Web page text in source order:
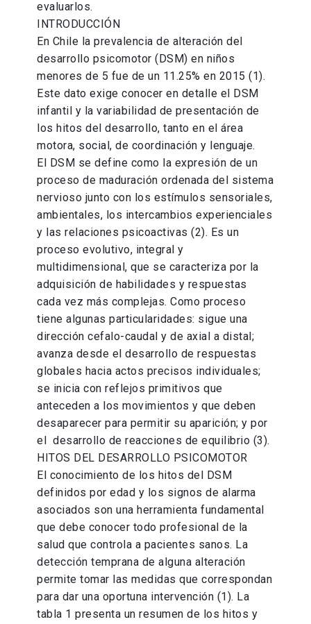
evaluarlos.
INTRODUCCIÓN
En Chile la prevalencia de alteración del
desarrollo psicomotor (DSM) en niños
menores de 5 fue de un 11.25% en 2015 (1).
Este dato exige conocer en detalle el DSM
infantil y la variabilidad de presentación de
los hitos del desarrollo, tanto en el área
motora, social, de coordinación y lenguaje.
El DSM se define como la expresión de un
proceso de maduración ordenada del sistema
nervioso junto con los estímulos sensoriales,
ambientales, los intercambios experienciales
y las relaciones psicoactivas (2). Es un
proceso evolutivo, integral y
multidimensional, que se caracteriza por la
adquisición de habilidades y respuestas
cada vez más complejas. Como proceso
tiene algunas particularidades: sigue una
dirección cefalo-caudal y de axial a distal;
avanza desde el desarrollo de respuestas
globales hacia actos precisos individuales;
se inicia con reflejos primitivos que
anteceden a los movimientos y que deben
desaparecer para permitir su aparición; y por
el desarrollo de reacciones de equilibrio (3).
HITOS DEL DESARROLLO PSICOMOTOR
El conocimiento de los hitos del DSM
definidos por edad y los signos de alarma
asociados son una herramienta fundamental
que debe conocer todo profesional de la
salud que controla a pacientes sanos. La
detección temprana de alguna alteración
permite tomar las medidas que correspondan
para dar una oportuna intervención (1). La
tabla 1 presenta un resumen de los hitos y